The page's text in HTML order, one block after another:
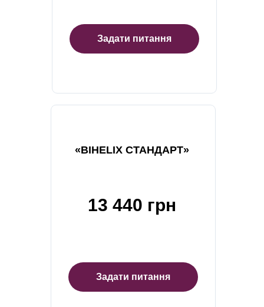
Задати питання
Задати питання
«BIHELIX СТАНДАРТ»
13 440 грн